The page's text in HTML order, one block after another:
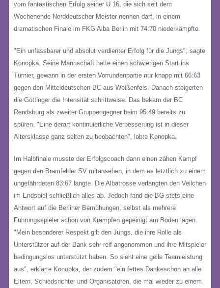
vom fantastischen Erfolg seiner U 16, die sich seit dem
Wochenende Norddeutscher Meister nennen darf, in einem
dramatischen Finale im FKG Alba Berlin mit 74:70 niederkämpfte.
"Ein unfassbarer und absolut verdienter Erfolg für die Jungs", sagte
Konopka. Seine Mannschaft hatte einen schwierigen Start ins
Turnier, gewann in der ersten Vorrundenpartie nur knapp mit 66:63
gegen den Mitteldeutschen BC aus Weißenfels. Danach steigerten
die Göttinger die Intensität schrittweise. Das bekam der BC
Rendsburg als zweiter Gruppengegner beim 95:49 bereits zu
spüren. "Eine derart kontinuierliche Verbesserung ist in dieser
Altersklasse ganz selten zu beobachten", lobte Konopka.
Im Halbfinale musste der Erfolgscoach dann einen zähen Kampf
gegen den Bramfelder SV mitansehen, in dem es letztlich zu einem
ungefährdeten 83:67 langte. Die Albatrosse verlangten den Veilchen
im Endspiel schließlich alles ab. Jedoch fand die BG stets eine
Antwort auf die Berliner Bemühungen, selbst als mehrere
Führungsspieler schon von Krämpfen gepeinigt am Boden lagen.
"Mein besonderer Respekt gilt den Jungs, die ihre Rolle als
Unterstützer auf der Bank sehr reif angenommen und ihre Mitspieler
bedingungslos unterstützt haben. So sieht eine geile Teamleistung
aus", erklärte Konopka, der zudem "ein fettes Dankeschön an alle
Eltern, Schiedsrichter und Organisatoren, die mal wieder zu einem